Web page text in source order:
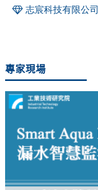
志宸科技有限公司
專家現場